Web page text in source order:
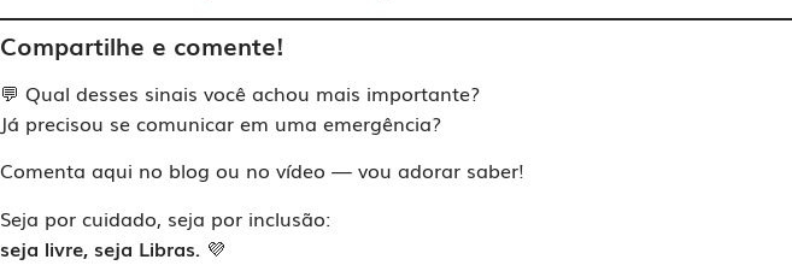
Compartilhe e comente!
💬 Qual desses sinais você achou mais importante?
Já precisou se comunicar em uma emergência?
Comenta aqui no blog ou no vídeo — vou adorar saber!
Seja por cuidado, seja por inclusão:
seja livre, seja Libras. 💜